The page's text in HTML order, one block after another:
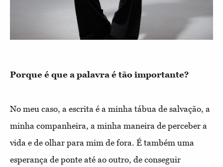
Porque é que a palavra é tão importante?
No meu caso, a escrita é a minha tábua de salvação, a
minha companheira, a minha maneira de perceber a
vida e de olhar para mim de fora. É também uma
esperança de ponte até ao outro, de conseguir